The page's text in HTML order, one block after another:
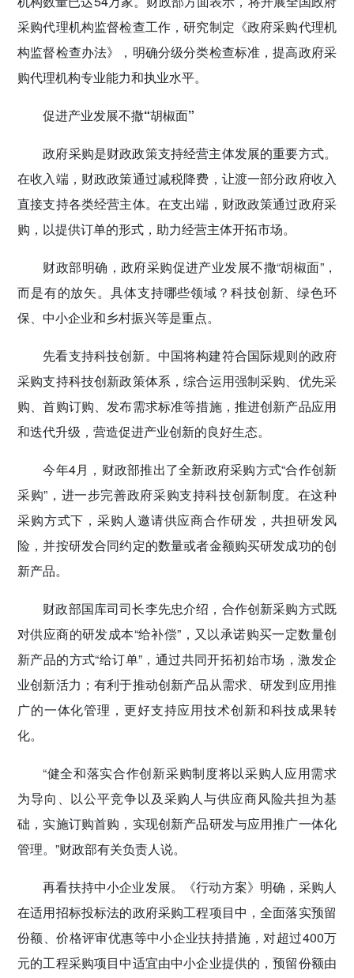
采购代理机构监督检查工作，研究制定《政府采购代理机
构监督检查办法》，明确分级分类检查标准，提高政府采
购代理机构专业能力和执业水平。
促进产业发展不撒“胡椒面”
政府采购是财政政策支持经营主体发展的重要方式。
在收入端，财政政策通过减税降费，让渡一部分政府收入
直接支持各类经营主体。在支出端，财政政策通过政府采
购，以提供订单的形式，助力经营主体开拓市场。
财政部明确，政府采购促进产业发展不撒“胡椒面”，
而是有的放矢。具体支持哪些领域？科技创新、绿色环
保、中小企业和乡村振兴等是重点。
先看支持科技创新。中国将构建符合国际规则的政府
采购支持科技创新政策体系，综合运用强制采购、优先采
购、首购订购、发布需求标准等措施，推进创新产品应用
和迭代升级，营造促进产业创新的良好生态。
今年4月，财政部推出了全新政府采购方式“合作创新
采购”，进一步完善政府采购支持科技创新制度。在这种
采购方式下，采购人邀请供应商合作研发，共担研发风
险，并按研发合同约定的数量或者金额购买研发成功的创
新产品。
财政部国库司司长李先忠介绍，合作创新采购方式既
对供应商的研发成本“给补偿”，又以承诺购买一定数量创
新产品的方式“给订单”，通过共同开拓初始市场，激发企
业创新活力；有利于推动创新产品从需求、研发到应用推
广的一体化管理，更好支持应用技术创新和科技成果转
化。
“健全和落实合作创新采购制度将以采购人应用需求
为导向、以公平竞争以及采购人与供应商风险共担为基
础，实施订购首购，实现创新产品研发与应用推广一体化
管理。”财政部有关负责人说。
再看扶持中小企业发展。《行动方案》明确，采购人
在适用招标投标法的政府采购工程项目中，全面落实预留
份额、价格评审优惠等中小企业扶持措施，对超过400万
元的工程采购项目中适宜由中小企业提供的，预留份额由